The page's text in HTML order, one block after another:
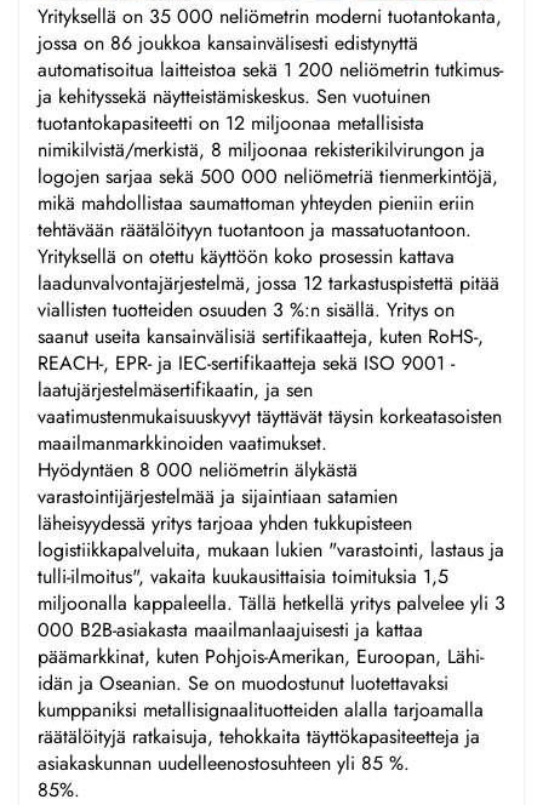
Yrityksellä on 35 000 neliömetrin moderni tuotantokanta,
jossa on 86 joukkoa kansainvälisesti edistynyttä
automatisoitua laitteistoa sekä 1 200 neliömetrin tutkimus-
ja kehityssekä näytteistämiskeskus. Sen vuotuinen
tuotantokapasiteetti on 12 miljoonaa metallisista
nimikilvistä/merkistä, 8 miljoonaa rekisterikilvirungon ja
logojen sarjaa sekä 500 000 neliömetriä tienmerkintöjä,
mikä mahdollistaa saumattoman yhteyden pieniin eriin
tehtävään räätälöityyn tuotantoon ja massatuotantoon.
Yrityksellä on otettu käyttöön koko prosessin kattava
laadunvalvontajärjestelmä, jossa 12 tarkastuspistettä pitää
viallisten tuotteiden osuuden 3 %:n sisällä. Yritys on
saanut useita kansainvälisiä sertifikaatteja, kuten RoHS-,
REACH-, EPR- ja IEC-sertifikaatteja sekä ISO 9001 -
laatujärjestelmäsertifikaatin, ja sen
vaatimustenmukaisuuskyvyt täyttävät täysin korkeatasoisten
maailmanmarkkinoiden vaatimukset.
Hyödyntäen 8 000 neliömetrin älykästä
varastointijärjestelmää ja sijaintiaan satamien
läheisyydessä yritys tarjoaa yhden tukkupisteen
logistiikkapalveluita, mukaan lukien "varastointi, lastaus ja
tulli-ilmoitus", vakaita kuukausittaisia toimituksia 1,5
miljoonalla kappaleella. Tällä hetkellä yritys palvelee yli 3
000 B2B-asiakasta maailmanlaajuisesti ja kattaa
päämarkkinat, kuten Pohjois-Amerikan, Euroopan, Lähi-
idän ja Oseanian. Se on muodostunut luotettavaksi
kumppaniksi metallisignaalituotteiden alalla tarjoamalla
räätälöityjä ratkaisuja, tehokkaita täyttökapasiteetteja ja
asiakaskunnan uudelleenostosuhteen yli 85 %.
85%.